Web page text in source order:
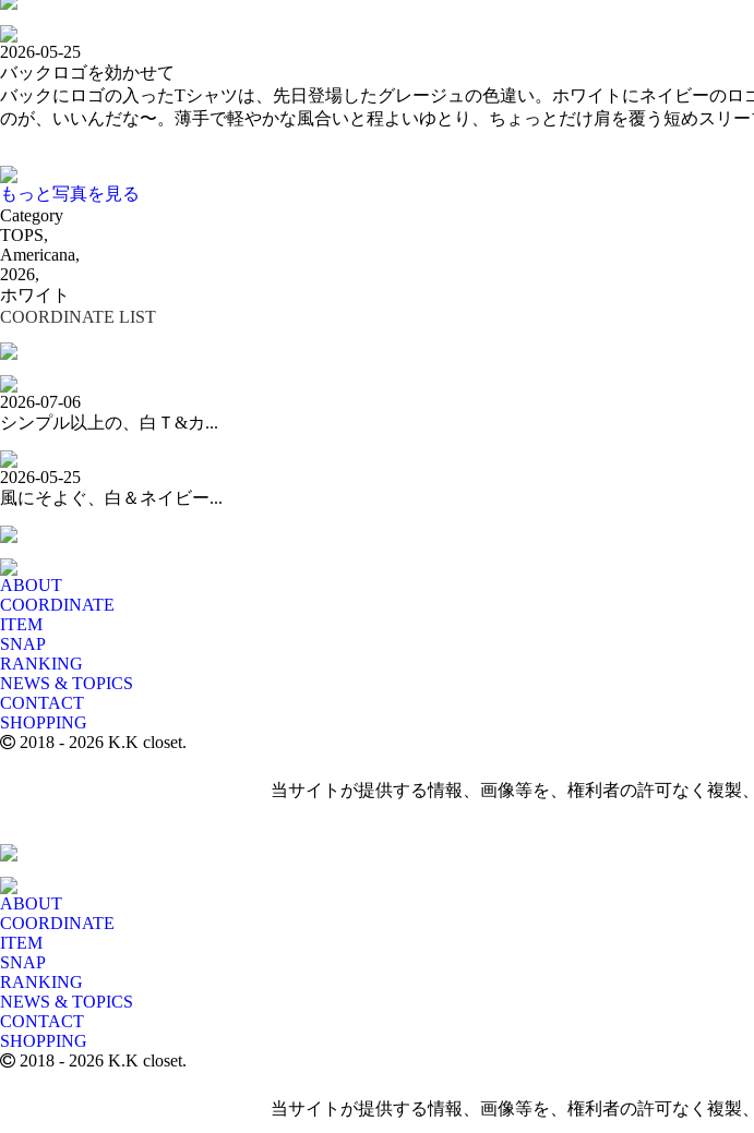
2026-05-25
バックロゴを効かせて
バックにロゴの入ったTシャツは、先日登場したグレージュの色違い。ホワイトにネイビーの
のが、いいんだな〜。薄手で軽やかな風合いと程よいゆとり、ちょっとだけ肩を覆う短めスリ
もっと写真を見る
Category
TOPS,
Americana,
2026,
ホワイト
COORDINATE LIST
2026-07-06
シンプル以上の、白Ｔ&カ...
2026-05-25
風にそよぐ、白＆ネイビー...
ABOUT
COORDINATE
ITEM
SNAP
RANKING
NEWS & TOPICS
CONTACT
SHOPPING
2018 - 2026 K.K closet.
当サイトが提供する情報、画像等を、権利者の許可なく複製
ABOUT
COORDINATE
ITEM
SNAP
RANKING
NEWS & TOPICS
CONTACT
SHOPPING
2018 - 2026 K.K closet.
当サイトが提供する情報、画像等を、権利者の許可なく複製